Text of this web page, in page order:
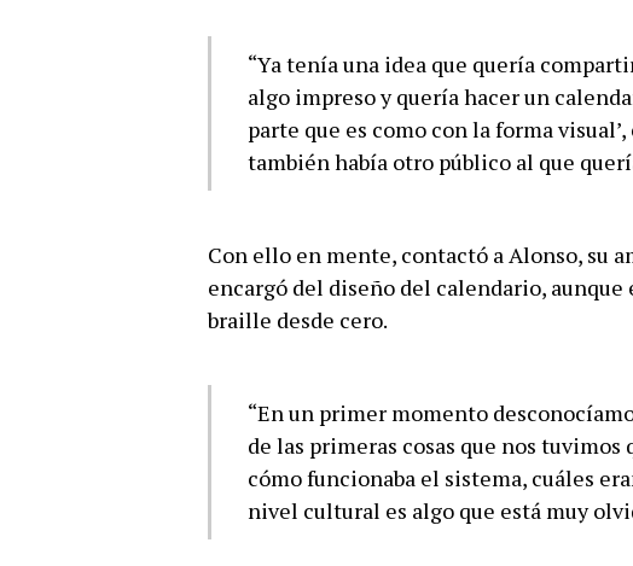
“Ya tenía una idea que quería
algo impreso y quería hacer un
parte que es como con la forma
también había otro público al que
Con ello en mente, contactó a Alonso, su
encargó del diseño del calendario,
braille desde cero.
“En un primer momento
de las primeras cosas que nos
cómo funcionaba el sistema, cuáles
nivel cultural es algo que está muy